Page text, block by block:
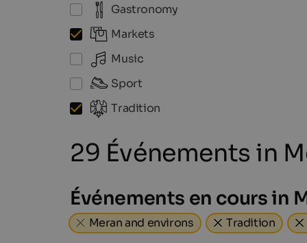
Gastronomy
Markets
Music
Sport
Tradition
29 Événements in
Événements en cours in
Meran and environs Tradition